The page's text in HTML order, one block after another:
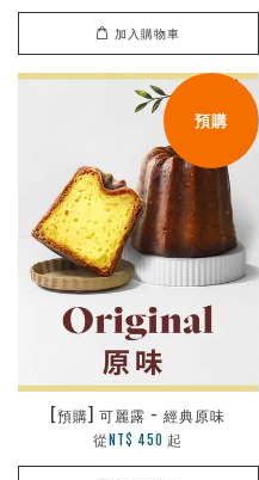
加入購物車
預購
[預購] 可麗露 - 經典原味
從 NT$ 450 起